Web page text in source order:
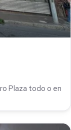
Plaza todo o en